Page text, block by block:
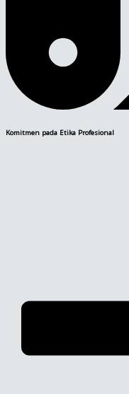
Komitmen pada Etika Profesional